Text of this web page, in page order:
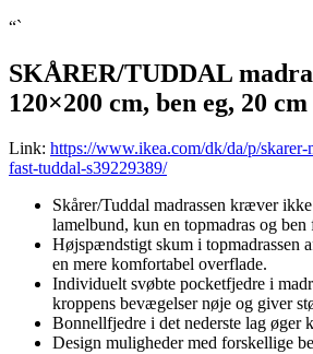
“`
SKÅRER/TUDDAL
120×200 cm, ben eg, 20 cm
Link: https://www.ikea.com/dk/da/p/skarer-
fast-tuddal-s39229389/
Skårer/Tuddal madrassen kræver
lamelbund, kun en topmadras og ben
Højspændstigt skum i topmadrassen
en mere komfortabel overflade.
Individuelt svøbte pocketfjedre i
kroppens bevægelser nøje og giver
Bonnellfjedre i det nederste lag øger
Design muligheder med forskellige